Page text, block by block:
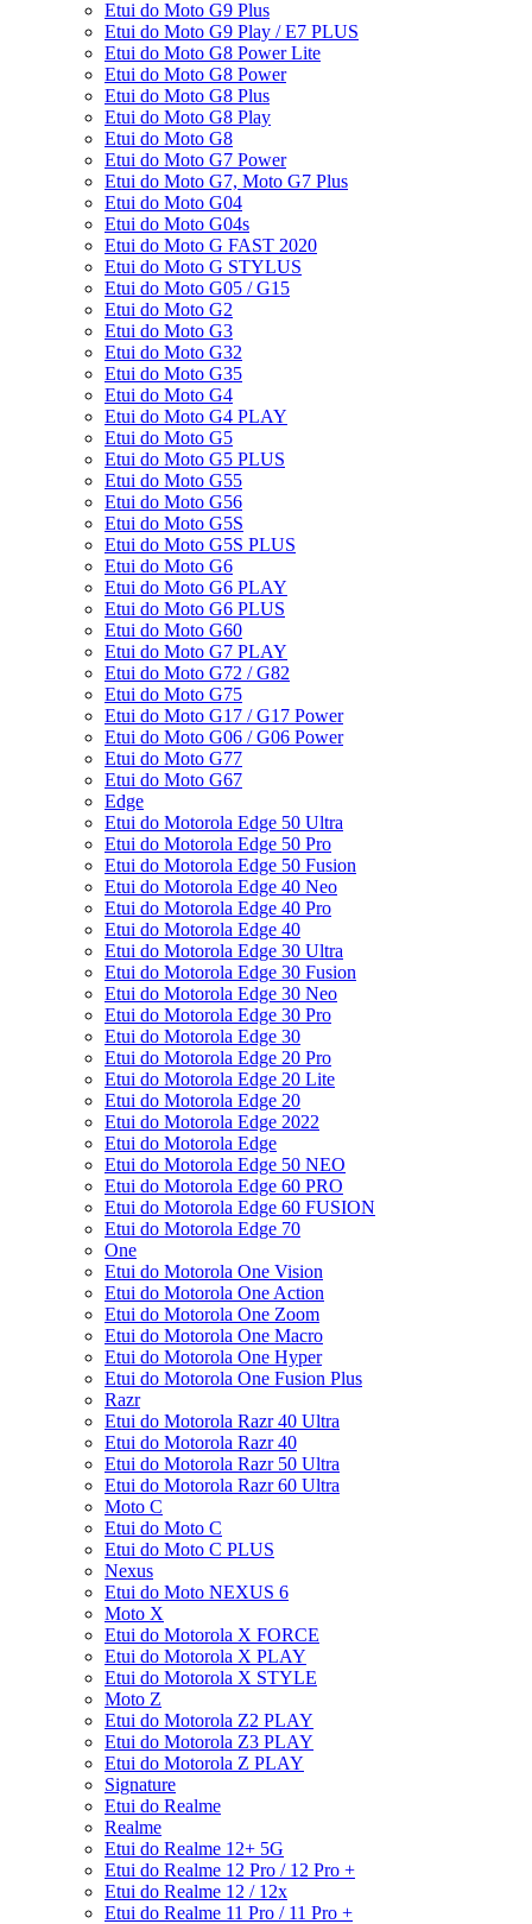
Etui do Moto G9 Plus
Etui do Moto G9 Play / E7 PLUS
Etui do Moto G8 Power Lite
Etui do Moto G8 Power
Etui do Moto G8 Plus
Etui do Moto G8 Play
Etui do Moto G8
Etui do Moto G7 Power
Etui do Moto G7, Moto G7 Plus
Etui do Moto G04
Etui do Moto G04s
Etui do Moto G FAST 2020
Etui do Moto G STYLUS
Etui do Moto G05 / G15
Etui do Moto G2
Etui do Moto G3
Etui do Moto G32
Etui do Moto G35
Etui do Moto G4
Etui do Moto G4 PLAY
Etui do Moto G5
Etui do Moto G5 PLUS
Etui do Moto G55
Etui do Moto G56
Etui do Moto G5S
Etui do Moto G5S PLUS
Etui do Moto G6
Etui do Moto G6 PLAY
Etui do Moto G6 PLUS
Etui do Moto G60
Etui do Moto G7 PLAY
Etui do Moto G72 / G82
Etui do Moto G75
Etui do Moto G17 / G17 Power
Etui do Moto G06 / G06 Power
Etui do Moto G77
Etui do Moto G67
Edge
Etui do Motorola Edge 50 Ultra
Etui do Motorola Edge 50 Pro
Etui do Motorola Edge 50 Fusion
Etui do Motorola Edge 40 Neo
Etui do Motorola Edge 40 Pro
Etui do Motorola Edge 40
Etui do Motorola Edge 30 Ultra
Etui do Motorola Edge 30 Fusion
Etui do Motorola Edge 30 Neo
Etui do Motorola Edge 30 Pro
Etui do Motorola Edge 30
Etui do Motorola Edge 20 Pro
Etui do Motorola Edge 20 Lite
Etui do Motorola Edge 20
Etui do Motorola Edge 2022
Etui do Motorola Edge
Etui do Motorola Edge 50 NEO
Etui do Motorola Edge 60 PRO
Etui do Motorola Edge 60 FUSION
Etui do Motorola Edge 70
One
Etui do Motorola One Vision
Etui do Motorola One Action
Etui do Motorola One Zoom
Etui do Motorola One Macro
Etui do Motorola One Hyper
Etui do Motorola One Fusion Plus
Razr
Etui do Motorola Razr 40 Ultra
Etui do Motorola Razr 40
Etui do Motorola Razr 50 Ultra
Etui do Motorola Razr 60 Ultra
Moto C
Etui do Moto C
Etui do Moto C PLUS
Nexus
Etui do Moto NEXUS 6
Moto X
Etui do Motorola X FORCE
Etui do Motorola X PLAY
Etui do Motorola X STYLE
Moto Z
Etui do Motorola Z2 PLAY
Etui do Motorola Z3 PLAY
Etui do Motorola Z PLAY
Signature
Etui do Realme
Realme
Etui do Realme 12+ 5G
Etui do Realme 12 Pro / 12 Pro +
Etui do Realme 12 / 12x
Etui do Realme 11 Pro / 11 Pro +